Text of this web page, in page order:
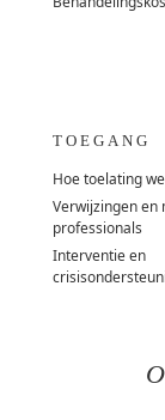
TOEGANG
Hoe toelating
Verwijzingen en
professionals
Interventie en